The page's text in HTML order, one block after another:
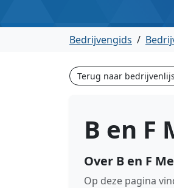
Bedrijvengids /
Terug naar
B en F
Over B en F
Op deze pagina